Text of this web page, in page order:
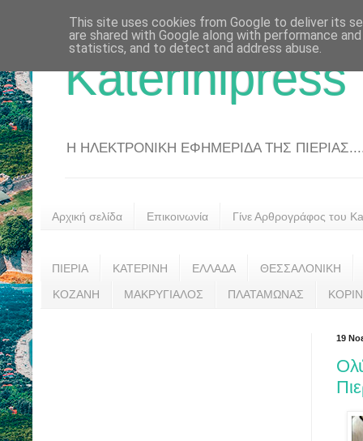
Katerinipress
Η ΗΛΕΚΤΡΟΝΙΚΗ ΕΦΗΜΕΡΙΔΑ ΤΗΣ
Αρχική σελίδα Επικοινωνία Γίνε Αρθρογράφος του
ΠΙΕΡΙΑ ΚΑΤΕΡΙΝΗ ΕΛΛΑΔΑ ΘΕΣΣΑΛΟΝΙΚΗ
ΚΟΖΑΝΗ ΜΑΚΡΥΓΙΑΛΟΣ ΠΛΑΤΑΜΩΝΑΣ
19
This site uses cookies from Google to deliver its
are shared with Google along with performance
statistics, and to detect and address abuse.